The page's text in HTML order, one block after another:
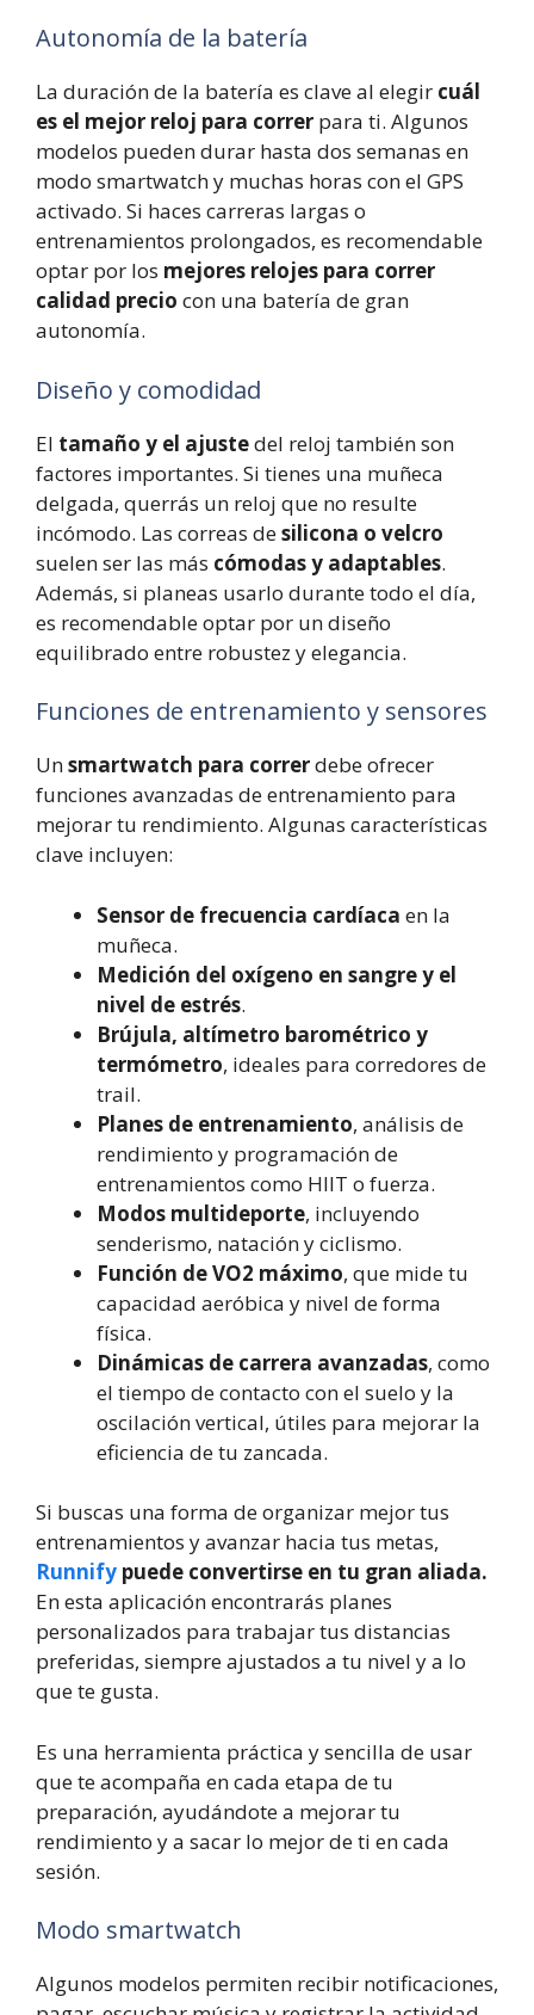
Autonomía de la batería
La duración de la batería es clave al elegir cuál
es el mejor reloj para correr para ti. Algunos
modelos pueden durar hasta dos semanas en
modo smartwatch y muchas horas con el GPS
activado. Si haces carreras largas o
entrenamientos prolongados, es recomendable
optar por los mejores relojes para correr
calidad precio con una batería de gran
autonomía.
Diseño y comodidad
El tamaño y el ajustedel reloj también son
factores importantes. Si tienes una muñeca
delgada, querrás un reloj que no resulte
incómodo. Las correas desilicona o velcro
suelen ser las más cómodas y adaptables.
Además, si planeas usarlo durante todo el día,
es recomendable optar por un diseño
equilibrado entre robustez y elegancia.
Funciones de entrenamiento y sensores
Unsmartwatch para correrdebe ofrecer
funciones avanzadas de entrenamiento para
mejorar tu rendimiento. Algunas características
clave incluyen:
Sensor de frecuencia cardíaca en la
muñeca.
Medición del oxígeno en sangre y el
nivel de estrés.
Brújula, altímetro barométrico y
termómetro, ideales para corredores de
trail.
Planes de entrenamiento, análisis de
rendimiento y programación de
entrenamientos como HIIT o fuerza.
Modos multideporte, incluyendo
senderismo, natación y ciclismo.
Función de VO2 máximo, que mide tu
capacidad aeróbica y nivel de forma
física.
Dinámicas de carrera avanzadas, como
el tiempo de contacto con el suelo y la
oscilación vertical, útiles para mejorar la
eficiencia de tu zancada.
Si buscas una forma de organizar mejor tus
entrenamientos y avanzar hacia tus metas,
Runnify puede convertirse en tu gran aliada.
En esta aplicación encontrarás planes
personalizados para trabajar tus distancias
preferidas, siempre ajustados a tu nivel y a lo
que te gusta.
Es una herramienta práctica y sencilla de usar
que te acompaña en cada etapa de tu
preparación, ayudándote a mejorar tu
rendimiento y a sacar lo mejor de ti en cada
sesión.
Modo smartwatch
Algunos modelos permiten recibir notificaciones,